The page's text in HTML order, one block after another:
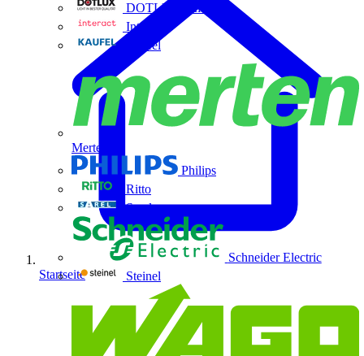
DOTLUX GmbH
Interact
Kaufel
Merten
Philips
Ritto
Sarel
Schneider Electric
Steinel
Startseite